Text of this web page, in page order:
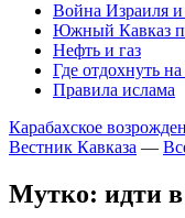
Война Израиля
Южный Кавказ
Нефть и газ
Где отдохнуть
Правила ислама
Карабахское
Вестник Кавказа —
Мутко: идти